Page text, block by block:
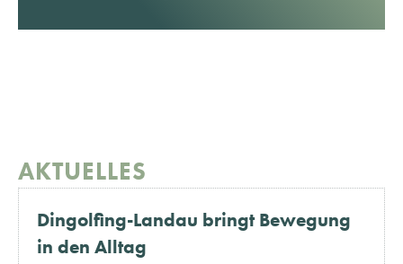
AKTUELLES
Dingolfing-Landau bringt Bewegung
in den Alltag